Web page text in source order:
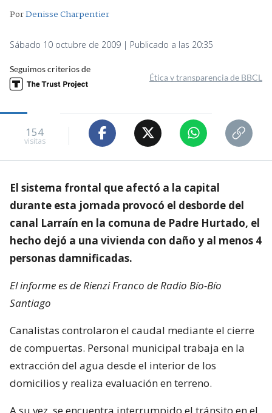
PorDenisse Charpentier
Sábado 10 octubre de 2009 | Publicado a las 20:35
Seguimos criterios de
Ética y transparencia de BBCL
154
visitas
El sistema frontal que afectó a la capital
durante esta jornada provocó el desborde del
canal Larraín en la comuna de Padre Hurtado, el
hecho dejó a una vivienda con daño y al menos 4
personas damnificadas.
El informe es de Rienzi Franco de Radio Bío-Bío
Santiago
Canalistas controlaron el caudal mediante el cierre
de compuertas. Personal municipal trabaja en la
extracción del agua desde el interior de los
domicilios y realiza evaluación en terreno.
A su vez, se encuentra interrumpido el tránsito en el